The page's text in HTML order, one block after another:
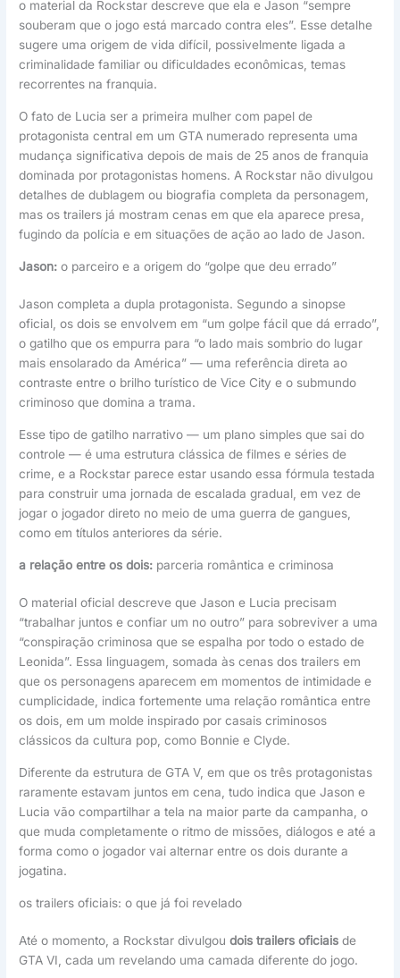
o material da Rockstar descreve que ela e Jason “sempre
souberam que o jogo está marcado contra eles”. Esse detalhe
sugere uma origem de vida difícil, possivelmente ligada a
criminalidade familiar ou dificuldades econômicas, temas
recorrentes na franquia.
O fato de Lucia ser a primeira mulher com papel de
protagonista central em um GTA numerado representa uma
mudança significativa depois de mais de 25 anos de franquia
dominada por protagonistas homens. A Rockstar não divulgou
detalhes de dublagem ou biografia completa da personagem,
mas os trailers já mostram cenas em que ela aparece presa,
fugindo da polícia e em situações de ação ao lado de Jason.
Jason: o parceiro e a origem do “golpe que deu errado”
Jason completa a dupla protagonista. Segundo a sinopse
oficial, os dois se envolvem em “um golpe fácil que dá errado”,
o gatilho que os empurra para “o lado mais sombrio do lugar
mais ensolarado da América” — uma referência direta ao
contraste entre o brilho turístico de Vice City e o submundo
criminoso que domina a trama.
Esse tipo de gatilho narrativo — um plano simples que sai do
controle — é uma estrutura clássica de filmes e séries de
crime, e a Rockstar parece estar usando essa fórmula testada
para construir uma jornada de escalada gradual, em vez de
jogar o jogador direto no meio de uma guerra de gangues,
como em títulos anteriores da série.
a relação entre os dois: parceria romântica e criminosa
O material oficial descreve que Jason e Lucia precisam
“trabalhar juntos e confiar um no outro” para sobreviver a uma
“conspiração criminosa que se espalha por todo o estado de
Leonida”. Essa linguagem, somada às cenas dos trailers em
que os personagens aparecem em momentos de intimidade e
cumplicidade, indica fortemente uma relação romântica entre
os dois, em um molde inspirado por casais criminosos
clássicos da cultura pop, como Bonnie e Clyde.
Diferente da estrutura de GTA V, em que os três protagonistas
raramente estavam juntos em cena, tudo indica que Jason e
Lucia vão compartilhar a tela na maior parte da campanha, o
que muda completamente o ritmo de missões, diálogos e até a
forma como o jogador vai alternar entre os dois durante a
jogatina.
os trailers oficiais: o que já foi revelado
Até o momento, a Rockstar divulgoudois trailers oficiais de
GTA VI, cada um revelando uma camada diferente do jogo.